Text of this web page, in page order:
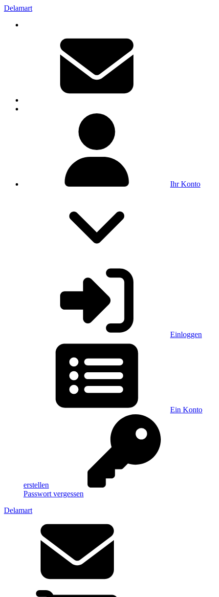
Delamart
Ihr Konto
Einloggen
Ein Konto
erstellen
Passwort vergessen
Delamart